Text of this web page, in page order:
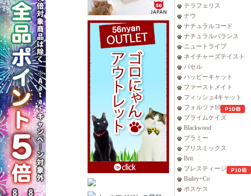
テラフェリス
ナウ
ナチュラルコード
ナチュラルバランス
ニュートライプ
ネイチャーズテイスト
バセル
ハッピーキャット
ファーストメイト
フィッシュ4キャット
フォルツァ10
プライムケイズ
Blackwood
プラミー
ブリスミックス
Brit
プレスティージ
Bailey+Co
ボスケス